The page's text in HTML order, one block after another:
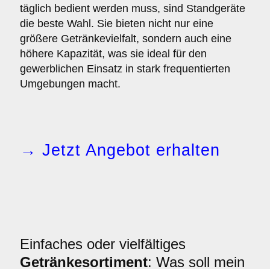
täglich bedient werden muss, sind Standgeräte
die beste Wahl. Sie bieten nicht nur eine
größere Getränkevielfalt, sondern auch eine
höhere Kapazität, was sie ideal für den
gewerblichen Einsatz in stark frequentierten
Umgebungen macht.
→ Jetzt Angebot erhalten
Einfaches oder vielfältiges
Getränkesortiment: Was soll mein